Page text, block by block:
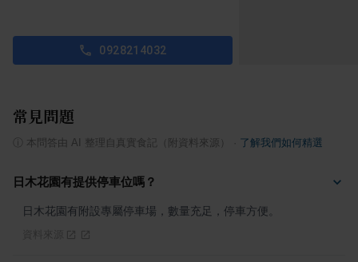
0928214032
常見問題
本問答由 AI 整理自真實食記（附資料來源） 了解我們如何精選
日木花園有提供停車位嗎？
日木花園有附設專屬停車場，數量充足，停車方便。